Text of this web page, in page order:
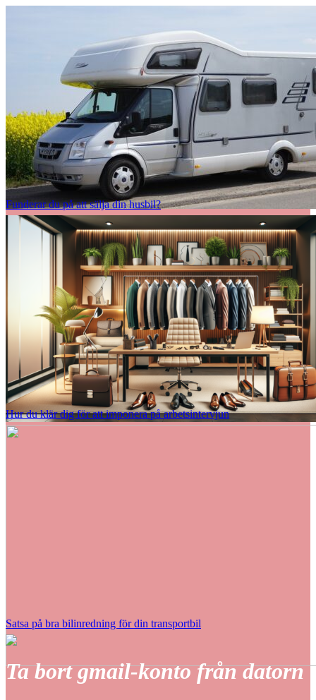
Funderar du på att sälja din husbil?
Hur du klär dig för att imponera på arbetsintervjun
Satsa på bra bilinredning för din transportbil
Ta bort gmail-konto från datorn